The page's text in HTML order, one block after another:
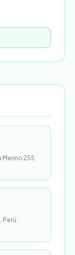
Merino 255
Perú.